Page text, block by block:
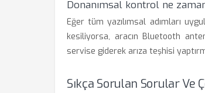
Donanımsal kontrol ne
Eğer tüm yazılımsal adımları
kesiliyorsa, aracın Bluetooth
servise giderek arıza teşhisi
Sıkça Sorulan Sorular Ve